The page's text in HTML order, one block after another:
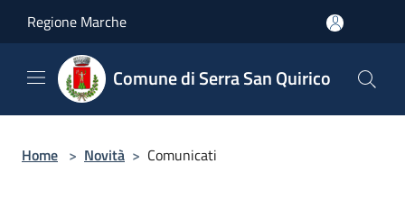
Regione Marche
Comune di Serra San Quirico
Home > Novità > Comunicati